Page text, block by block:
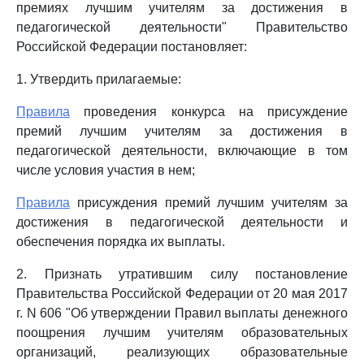
премиях лучшим учителям за достижения в
педагогической деятельности" Правительство
Российской Федерации постановляет:
1. Утвердить прилагаемые:
Правила проведения конкурса на присуждение
премий лучшим учителям за достижения в
педагогической деятельности, включающие в том
числе условия участия в нем;
Правила присуждения премий лучшим учителям за
достижения в педагогической деятельности и
обеспечения порядка их выплаты.
2. Признать утратившим силу постановление
Правительства Российской Федерации от 20 мая 2017
г. N 606 "Об утверждении Правил выплаты денежного
поощрения лучшим учителям образовательных
организаций, реализующих образовательные